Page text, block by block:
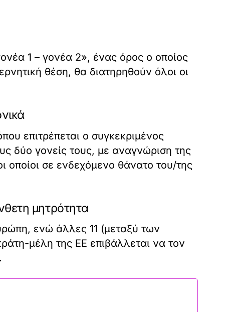
1 – γονέα 2», ένας όρος ο οποίος
θέση, θα διατηρηθούν όλοι οι
επιτρέπεται ο συγκεκριμένος
δύο γονείς τους, με αναγνώριση της
οποίοι σε ενδεχόμενο θάνατο του/της
μητρότητα
ενώ άλλες 11 (μεταξύ των
μέλη της ΕΕ επιβάλλεται να τον